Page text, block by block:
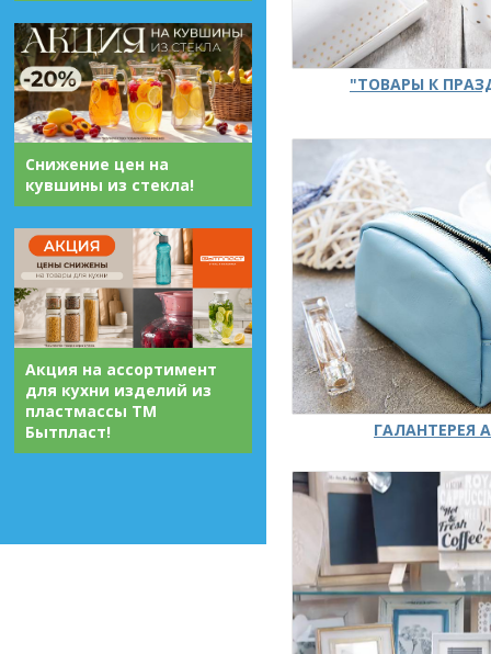
Снижение цен на
кувшины из стекла!
Акция на ассортимент
для кухни изделий из
пластмассы ТМ
Бытпласт!
"ТОВАРЫ К
ГАЛАНТЕРЕЯ